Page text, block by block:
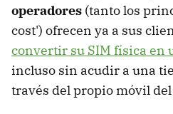
operadores (tanto los
cost') ofrecen ya a sus
convertir su SIM física en
incluso sin acudir a una
través del propio móvil